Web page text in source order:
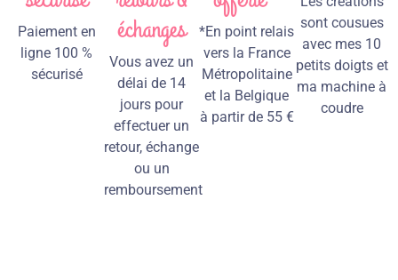
Paiement en
ligne 100 %
sécurisé
échanges
Vous avez un
délai de 14
jours pour
effectuer un
retour, échange
ou un
remboursement
*En point relais
vers la France
Métropolitaine
et la Belgique
à partir de 55 €
sont cousues
avec mes 10
petits doigts et
ma machine à
coudre